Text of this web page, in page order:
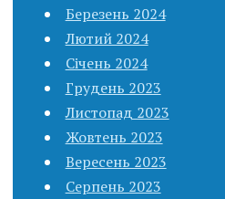
Березень 2024
Лютий 2024
Січень 2024
Грудень 2023
Листопад 2023
Жовтень 2023
Вересень 2023
Серпень 2023